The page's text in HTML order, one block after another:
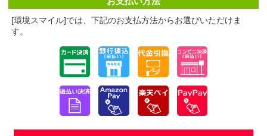
[環境スマイル]では、下記のお支払方法からお選びいただけま
す。